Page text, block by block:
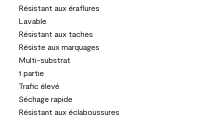
Résistant aux éraflures
Lavable
Résistant aux taches
Résiste aux marquages
Multi-substrat
1 partie
Trafic élevé
Séchage rapide
Résistant aux éclaboussures